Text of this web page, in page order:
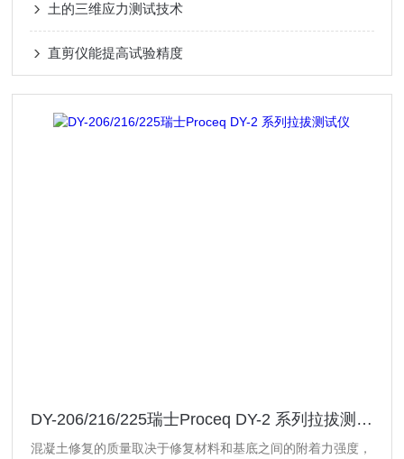
土的三维应力测试技术
直剪仪能提高试验精度
DY-206/216/225瑞士Proceq DY-2 系列拉拔测试仪
混凝土修复的质量取决于修复材料和基底之间的附着力强度，